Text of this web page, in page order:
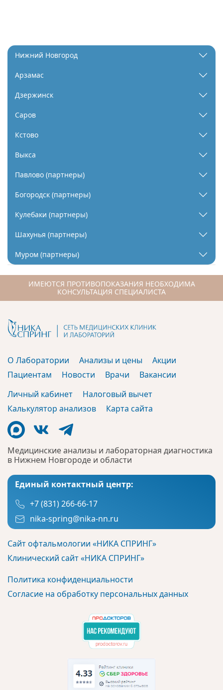
Нижний Новгород
Арзамас
Дзержинск
Саров
Кстово
Выкса
Павлово (партнеры)
Богородск (партнеры)
Кулебаки (партнеры)
Шахунья (партнеры)
Муром (партнеры)
ИМЕЮТСЯ ПРОТИВОПОКАЗАНИЯ НЕОБХОДИМА
КОНСУЛЬТАЦИЯ СПЕЦИАЛИСТА
Медицинские анализы и лабораторная диагностика
в Нижнем Новгороде и области
Единый контактный центр:
+7 (831) 266-66-17
nika-spring@nika-nn.ru
Сайт офтальмологии «НИКА СПРИНГ»
Клинический сайт «НИКА СПРИНГ»
Политика конфиденциальности
Согласие на обработку персональных данных
О Лаборатории Анализы и цены
Акции
Пациентам
Новости Врачи
Вакансии
Личный кабинет
Налоговый вычет
Калькулятор анализов
Карта сайта